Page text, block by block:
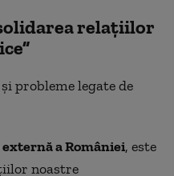
relațiilor
probleme legate de
a României, este
noastre